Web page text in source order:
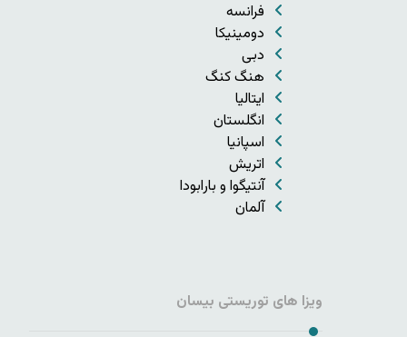
فرانسه
دومینیکا
دبی
هنگ کنگ
ایتالیا
انگلستان
اسپانیا
اتریش
آنتیگوا و بارابودا
آلمان
ویزا های توریستی بیسان